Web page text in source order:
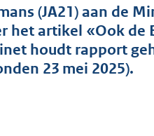
t
a
n
d
(JA21) aan de
het artikel «Ook de
houdt rapport
23 mei 2025).